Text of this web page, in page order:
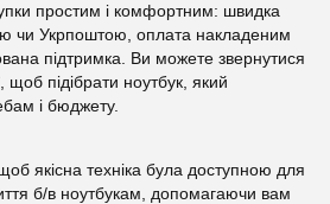
простим і комфортним: швидка
чи Укрпоштою, оплата накладеним
підтримка. Ви можете звернутися
щоб підібрати ноутбук, який
і бюджету.
якісна техніка була доступною для
б/в ноутбукам, допомагаючи вам